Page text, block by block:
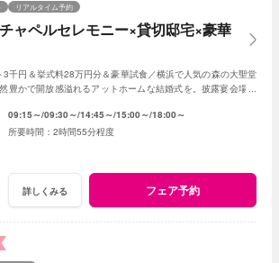
ャペルセレモニー×貸切邸宅×豪華
リアルタイム予約
3千円＆挙式料28万円分＆豪華試食／横浜で人気の森の大聖堂
豊かで開放感溢れるアットホームな結婚式を。披露宴会場や
09:15～ 09:30～ 14:45～ 15:00～ 18:00～
2時間55分程度
詳しくみる フェア予約